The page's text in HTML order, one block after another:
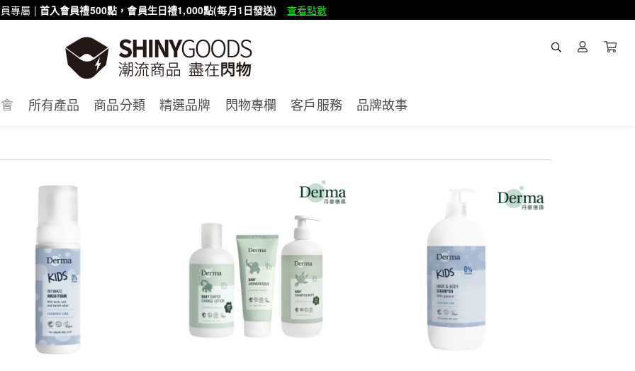
專屬 | 首入會員禮500點，會員生日禮1,000點(每月1日發送) 查看點數
所有產品 商品分類 精選品牌 閃物專欄 客戶服務 品牌故事